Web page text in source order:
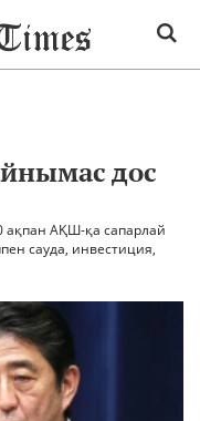
дос
ақпан АҚШ-қа сапарлай
сауда, инвестиция,